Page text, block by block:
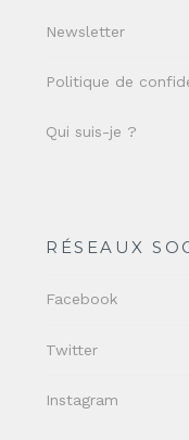
Newsletter
Politique de
Qui suis-je ?
RÉSEAUX
Facebook
Twitter
Instagram